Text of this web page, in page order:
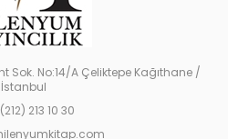
Sok. No:14/A Çeliktepe Kağıthane /
İstanbul
213 10 30